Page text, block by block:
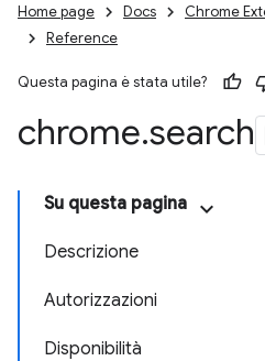
Home page Docs Chrome
Reference
Questa pagina è stata utile?
chrome.search
Su questa pagina
Descrizione
Autorizzazioni
Disponibilità